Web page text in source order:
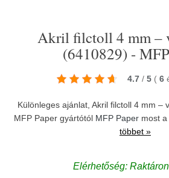
Akril filctoll 4 mm –
(6410829) -
4.7 / 5 ( 6
Különleges ajánlat, Akril filctoll 4 mm –
MFP Paper gyártótól MFP Papermost a
többet »
Elérhetőség: